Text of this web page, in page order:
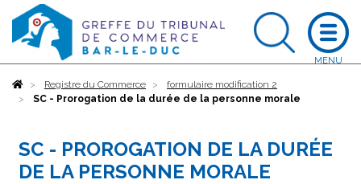
AccueilRegistre du Commerce
formulaire modification 2
SC - Prorogation de la durée de la personne morale
SC - PROROGATION DE LA DURÉE
DE LA PERSONNE MORALE